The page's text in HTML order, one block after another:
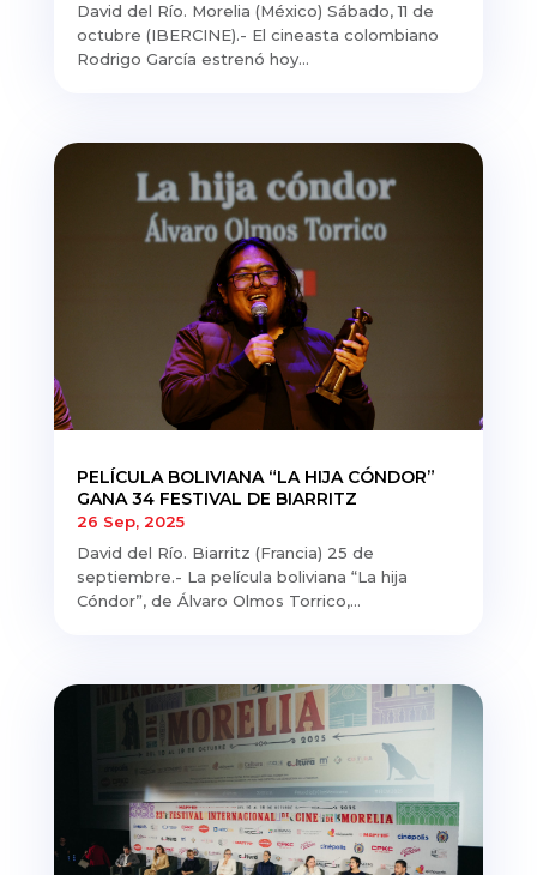
David del Río. Morelia (México) Sábado, 11 de
octubre (IBERCINE).- El cineasta colombiano
Rodrigo García estrenó hoy...
PELÍCULA BOLIVIANA “LA HIJA CÓNDOR”
GANA 34 FESTIVAL DE BIARRITZ
26 Sep, 2025
David del Río. Biarritz (Francia) 25 de
septiembre.- La película boliviana “La hija
Cóndor”, de Álvaro Olmos Torrico,...